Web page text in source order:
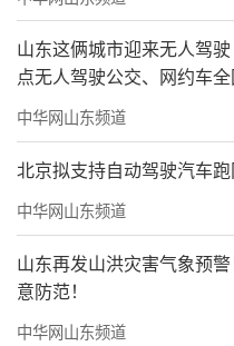
山东这俩城市迎来无人驾
点无人驾驶公交、网约车
路
中华网山东频道
北京拟支持自动驾驶汽车
中华网山东频道
山东再发山洪灾害气象预
意防范！
中华网山东频道